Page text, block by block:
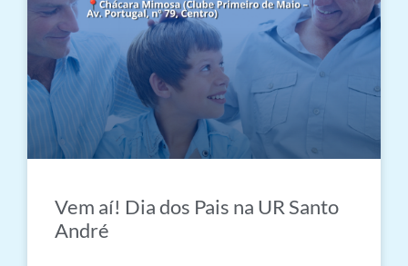
Vem aí! Dia dos Pais na UR Santo
André